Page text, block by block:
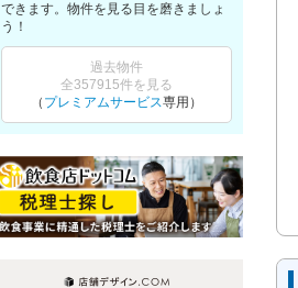
できます。物件を見る目を磨きましょ
う！
過去物件
全357915件を見る
（ プレミアムサービス専用）